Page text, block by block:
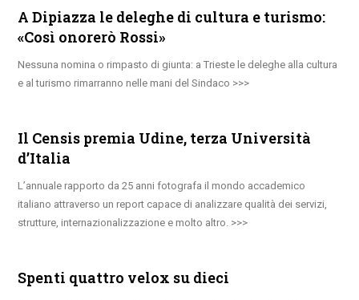
A Dipiazza le deleghe di cultura e turismo:
«Così onorerò Rossi»
Nessuna nomina o rimpasto di giunta: a Trieste le deleghe alla cultura
e al turismo rimarranno nelle mani del Sindaco
Il Censis premia Udine, terza Università
d’Italia
L’annuale rapporto da 25 anni fotografa il mondo accademico
italiano attraverso un report capace di analizzare qualità dei servizi,
strutture, internazionalizzazione e molto altro.
Spenti quattro velox su dieci